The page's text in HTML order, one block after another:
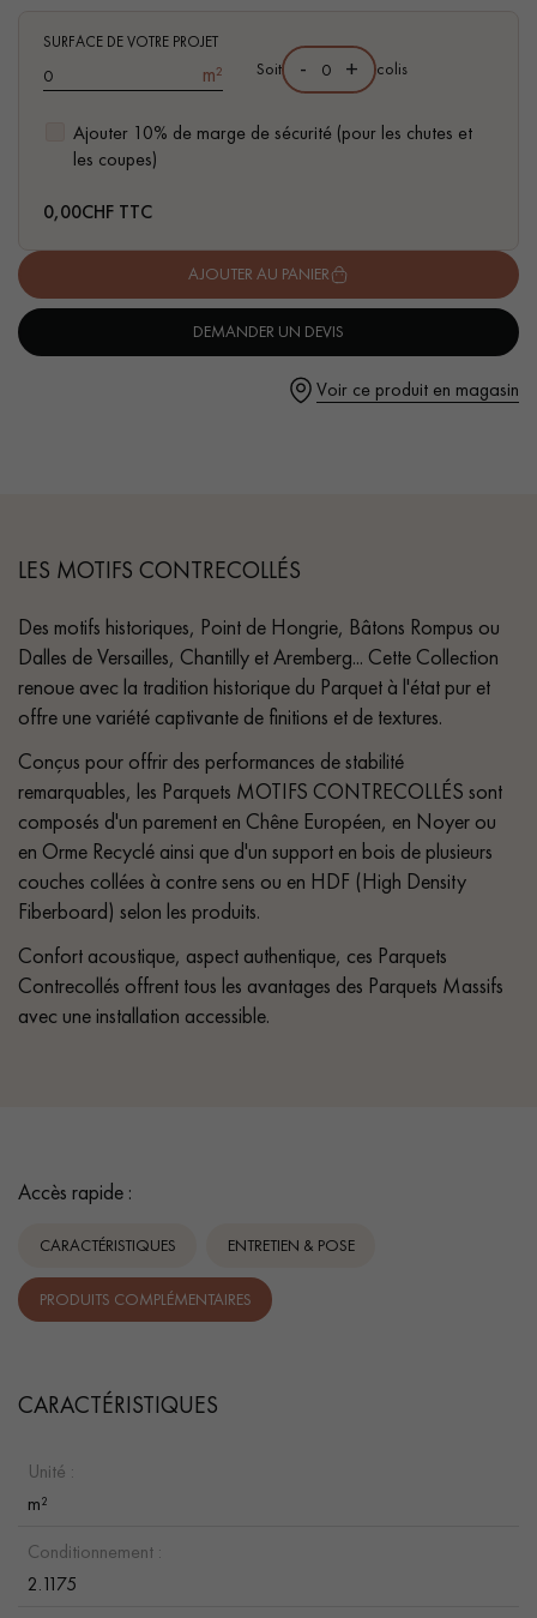
Demandez un rendez-vous personnalisé
SURFACE DE VOTRE PROJET
m²
Ajouter 10% de marge de sécurité (pour les chutes et
les coupes)
Soit - + colis
0,00CHF TTC
AJOUTER AU PANIER
DEMANDER UN DEVIS
Voir ce produit en magasin
LES MOTIFS CONTRECOLLÉS
Des motifs historiques, Point de Hongrie, Bâtons Rompus ou
Dalles de Versailles, Chantilly et Aremberg... Cette Collection
renoue avec la tradition historique du Parquet à l'état pur et
offre une variété captivante de finitions et de textures.
Conçus pour offrir des performances de stabilité
remarquables, les Parquets MOTIFS CONTRECOLLÉS sont
composés d'un parement en Chêne Européen, en Noyer ou
en Orme Recyclé ainsi que d'un support en bois de plusieurs
couches collées à contre sens ou en HDF (High Density
Fiberboard) selon les produits.
Confort acoustique, aspect authentique, ces Parquets
Contrecollés offrent tous les avantages des Parquets Massifs
avec une installation accessible.
Accès rapide :
CARACTÉRISTIQUES ENTRETIEN & POSE
PRODUITS COMPLÉMENTAIRES
CARACTÉRISTIQUES
Unité :
m²
Conditionnement :
2.1175